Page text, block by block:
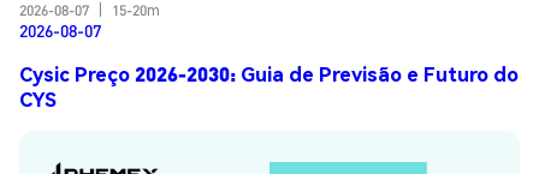
2026-08-07
15-20m
2026-08-07
Cysic Preço 2026-2030: Guia de Previsão e Futuro do
CYS